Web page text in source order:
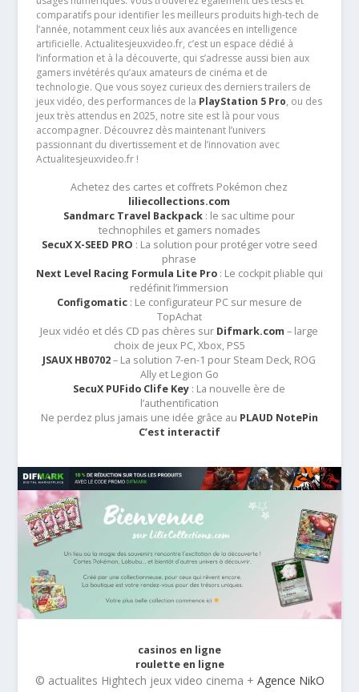
comparatifs pour identifier les meilleurs produits high-tech de
l’année, notamment ceux liés aux avancées en intelligence
artificielle. Actualitesjeuxvideo.fr, c’est un espace dédié à
l’information et à la découverte, qui s’adresse aussi bien aux
gamers invétérés qu’aux amateurs de cinéma et de
technologie. Que vous soyez curieux des derniers trailers de
jeux vidéo, des performances de la PlayStation 5 Pro, ou des
jeux très attendus en 2025, notre site est là pour vous
accompagner. Découvrez dès maintenant l’univers
passionnant du divertissement et de l’innovation avec
Actualitesjeuxvideo.fr !
Achetez des cartes et coffrets Pokémon chez
liliecollections.com
Sandmarc Travel Backpack : le sac ultime pour
technophiles et gamers nomades
SecuX X-SEED PRO : La solution pour protéger votre seed
phrase
Next Level Racing Formula Lite Pro: Le cockpit pliable qui
redéfinit l’immersion
Configomatic: Le configurateur PC sur mesure de
TopAchat
Jeux vidéo et clés CD pas chères sur Difmark.com – large
choix de jeux PC, Xbox, PS5
JSAUX HB0702– La solution 7-en-1 pour Steam Deck, ROG
Ally et Legion Go
SecuX PUFido Clife Key : La nouvelle ère de
l’authentification
Ne perdez plus jamais une idée grâce au PLAUD NotePin
C’est interactif
casinos en ligne
roulette en ligne
© actualites Hightech jeux video cinema + Agence NikO